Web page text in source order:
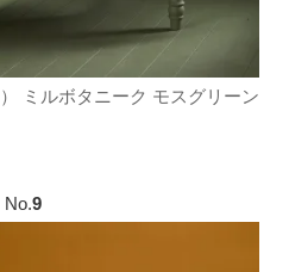
ミルボタニーク モスグリーン
No.9